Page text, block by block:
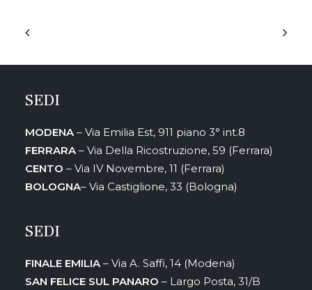
FRA
RICERCA
SEDI
MODENA – Via Emilia Est, 911 piano 3° int.8
FERRARA – Via Della Ricostruzione, 59 (Ferrara)
CENTO – Via IV Novembre, 11 (Ferrara)
BOLOGNA– Via Castiglione, 33 (Bologna)
SEDI
FINALE EMILIA – Via A. Saffi, 14 (Modena)
SAN FELICE SUL PANARO – Largo Posta, 31/B